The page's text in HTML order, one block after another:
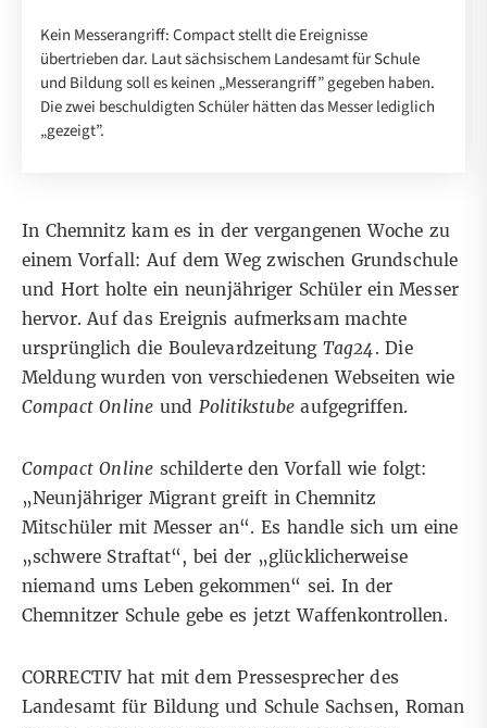
Kein Messerangriff: Compact stellt die Ereignisse
übertrieben dar. Laut sächsischem Landesamt für Schule
und Bildung soll es keinen „Messerangriff” gegeben haben.
Die zwei beschuldigten Schüler hätten das Messer lediglich
„gezeigt”.
In Chemnitz kam es in der vergangenen Woche zu
einem Vorfall: Auf dem Weg zwischen Grundschule
und Hort holte ein neunjähriger Schüler ein Messer
hervor. Auf das Ereignis aufmerksam machte
ursprünglich die BoulevardzeitungTag24. Die
Meldung wurden von verschiedenen Webseiten wie
Compact Onlineund Politikstubeaufgegriffen.
Compact Online schilderte den Vorfall wie folgt:
„Neunjähriger Migrant greift in Chemnitz
Mitschüler mit Messer an“. Es handle sich um eine
„schwere Straftat“, bei der „glücklicherweise
niemand ums Leben gekommen“ sei. In der
Chemnitzer Schule gebe es jetzt Waffenkontrollen.
CORRECTIV hat mit dem Pressesprecher des
Landesamt für Bildung und Schule Sachsen, Roman